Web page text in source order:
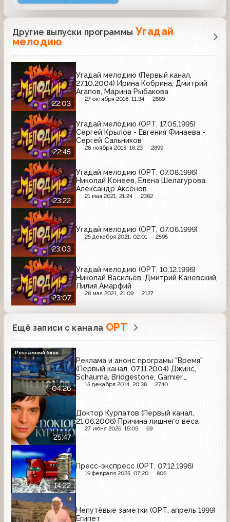
Другие выпуски программы Угадай
мелодию
22:03
Угадай мелодию (Первый канал,
27.10.2004) Ирина Кобрина, Дмитрий
Агапов, Марина Рыбакова
27 октября 2016, 11:34 2889
22:45
Угадай мелодию (ОРТ, 17.05.1995)
Сергей Крылов - Евгения Финаева -
Сергей Сальников
26 ноября 2015, 16:23 2899
23:22
Угадай мелодию (ОРТ, 07.08.1996)
Николай Конеев, Елена Шелагурова,
Александр Аксенов
21 мая 2021, 21:24 2382
23:03
Угадай мелодию (ОРТ, 07.06.1999)
25 декабря 2021, 02:01 2595
23:07
Угадай мелодию (ОРТ, 10.12.1996)
Николай Васильев, Дмитрий Каневский,
Лилия Амарфий
28 мая 2021, 21:09 2127
Ещё записи с канала ОРТ
04:26
Реклама и анонс програмы "Время"
(Первый канал, 07.11.2004) Джинс,
Schauma, Bridgestone, Garnier,
Samsung, Libero, Чай "Бодрость"
15 декабря 2014, 20:38 2740
Рекламный блок
25:47
Доктор Курпатов (Первый канал,
21.06.2006) Причина лишнего веса
27 июня 2026, 15:05 69
14:22
Пресс-экспресс (ОРТ, 07.12.1996)
19 февраля 2025, 07:20 806
Непутёвые заметки (ОРТ, апрель 1999)
Египет